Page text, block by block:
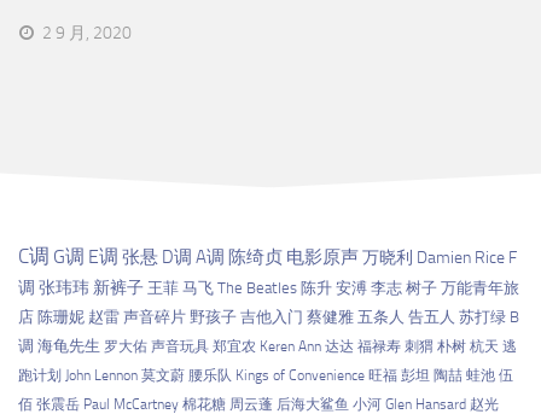
2 9 月, 2020
C调 G调 E调 张悬 D调 A调 陈绮贞 电影原声万晓利 Damien Rice F
调 张玮玮 新裤子 王菲马飞 The Beatles 陈升 安溥 李志 树子 万能青年旅
店 陈珊妮 赵雷 声音碎片 野孩子 吉他入门 蔡健雅 五条人 告五人 苏打绿 B
调 海龟先生 罗大佑 声音玩具 郑宜农 Keren Ann 达达 福禄寿 刺猬 朴树 杭天 逃
跑计划 John Lennon 莫文蔚 腰乐队 Kings of Convenience 旺福 彭坦 陶喆 蛙池 伍
佰 张震岳 Paul McCartney 棉花糖 周云蓬 后海大鲨鱼 小河 Glen Hansard 赵光